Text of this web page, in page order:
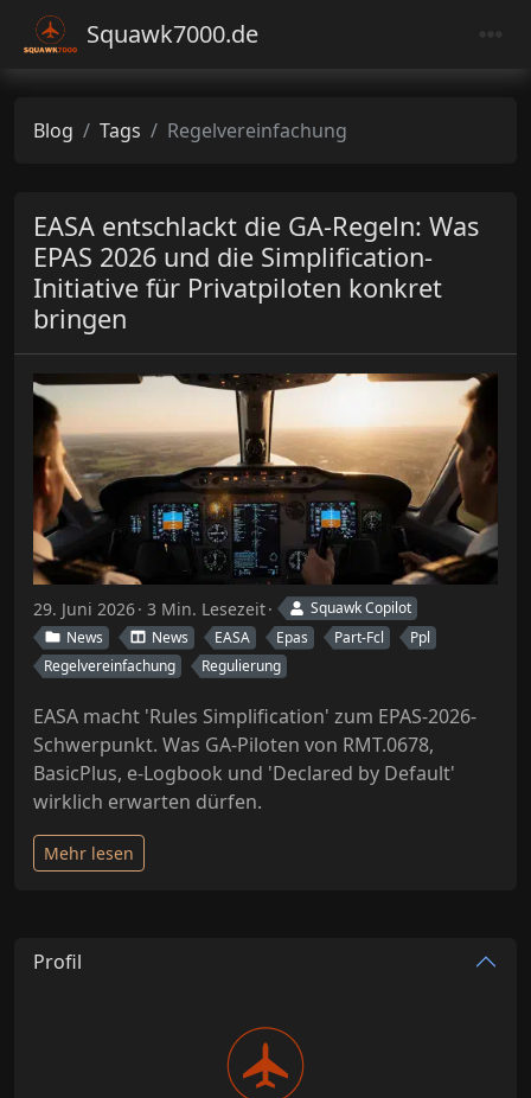
Squawk7000.de
Blog Tags Regelvereinfachung
EASA entschlackt die GA-Regeln: Was
EPAS 2026 und die Simplification-
Initiative für Privatpiloten konkret
bringen
29. Juni 2026 3 Min. Lesezeit
Squawk Copilot
News
News EASA Epas Part-Fcl
Ppl
Regelvereinfachung
Regulierung
EASA macht 'Rules Simplification' zum EPAS-2026-
Schwerpunkt. Was GA-Piloten von RMT.0678,
BasicPlus, e-Logbook und 'Declared by Default'
wirklich erwarten dürfen.
Mehr lesen
Profil